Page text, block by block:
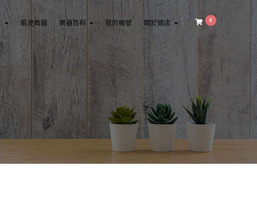
0
蝦皮商城 樂器百科 我的帳號 關於總店